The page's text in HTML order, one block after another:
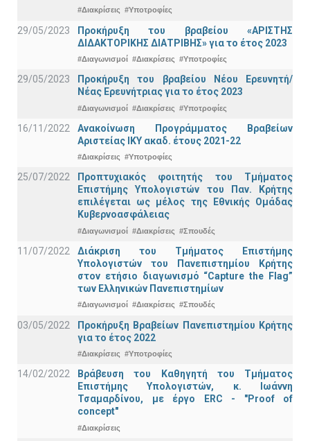
#Διακρίσεις #Υποτροφίες
29/05/2023
Προκήρυξη του βραβείου «ΑΡΙΣΤΗΣ
ΔΙΔΑΚΤΟΡΙΚΗΣ ΔΙΑΤΡΙΒΗΣ» για το έτος 2023
#Διαγωνισμοί #Διακρίσεις #Υποτροφίες
29/05/2023
Προκήρυξη του βραβείου Νέου Ερευνητή/
Νέας Ερευνήτριας για το έτος 2023
#Διαγωνισμοί #Διακρίσεις #Υποτροφίες
16/11/2022
Ανακοίνωση Προγράμματος Βραβείων
Αριστείας ΙΚΥ ακαδ. έτους 2021-22
#Διακρίσεις #Υποτροφίες
25/07/2022
Προπτυχιακός φοιτητής του Τμήματος
Επιστήμης Υπολογιστών του Παν. Κρήτης
επιλέγεται ως μέλος της Εθνικής Ομάδας
Κυβερνοασφάλειας
#Διαγωνισμοί #Διακρίσεις #Σπουδές
11/07/2022
Διάκριση του Τμήματος Επιστήμης
Υπολογιστών του Πανεπιστημίου Κρήτης
στον ετήσιο διαγωνισμό “Capture the Flag”
των Ελληνικών Πανεπιστημίων
#Διαγωνισμοί #Διακρίσεις #Σπουδές
03/05/2022
Προκήρυξη Βραβείων Πανεπιστημίου Κρήτης
για το έτος 2022
#Διακρίσεις #Υποτροφίες
14/02/2022
Βράβευση του Καθηγητή του Τμήματος
Επιστήμης Υπολογιστών, κ. Ιωάννη
Τσαμαρδίνου, με έργο ERC - "Proof of
concept"
#Διακρίσεις